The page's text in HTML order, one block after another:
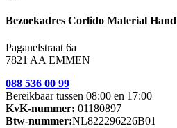
Bezoekadres Corlido Material
Paganelstraat 6a
7821 AA EMMEN
088 536 00 99
Bereikbaar tussen 08:00 en 17:00
KvK-nummer: 01180897
Btw-nummer:NL822296226B01